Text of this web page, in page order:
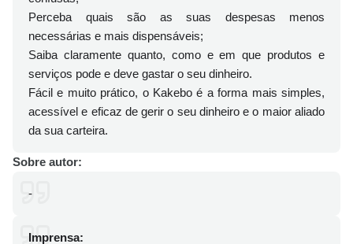
Perceba quais são as suas despesas menos
necessárias e mais dispensáveis;
Saiba claramente quanto, como e em que produtos e
serviços pode e deve gastar o seu dinheiro.
Fácil e muito prático, o Kakebo é a forma mais simples,
acessível e eficaz de gerir o seu dinheiro e o maior aliado
da sua carteira.
Sobre autor:
-
Imprensa: